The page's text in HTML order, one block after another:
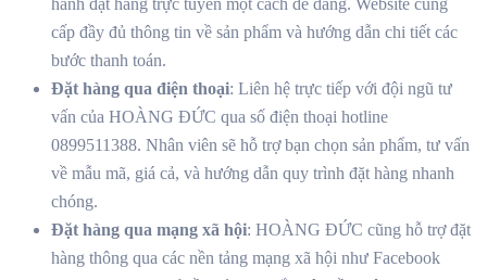
hành đặt hàng trực tuyến một cách dễ dàng. Website cung
cấp đầy đủ thông tin về sản phẩm và hướng dẫn chi tiết các
bước thanh toán.
Đặt hàng qua điện thoại: Liên hệ trực tiếp với đội ngũ tư
vấn của HOÀNG ĐỨC qua số điện thoại hotline
0899511388. Nhân viên sẽ hỗ trợ bạn chọn sản phẩm, tư vấn
về mẫu mã, giá cả, và hướng dẫn quy trình đặt hàng nhanh
chóng.
Đặt hàng qua mạng xã hội: HOÀNG ĐỨC cũng hỗ trợ đặt
hàng thông qua các nền tảng mạng xã hội như Facebook